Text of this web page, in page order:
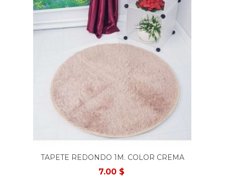
TAPETE REDONDO 1M. COLOR CREMA
7.00 $